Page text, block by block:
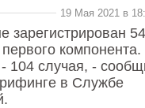
19 Мая 2021 в
зарегистрирован
компонента.
104 случая, -
в Службе